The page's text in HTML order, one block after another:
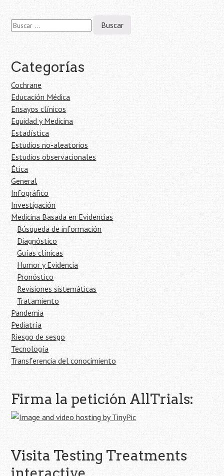
Buscar:
Categorías
Cochrane
Educación Médica
Ensayos clínicos
Equidad y Medicina
Estadística
Estudios no-aleatorios
Estudios observacionales
Ética
General
Infográfico
Investigación
Medicina Basada en Evidencias
Búsqueda de información
Diagnóstico
Guías clínicas
Humor y Evidencia
Pronóstico
Revisiones sistemáticas
Tratamiento
Pandemia
Pediatría
Riesgo de sesgo
Tecnología
Transferencia del conocimiento
Firma la petición AllTrials:
Visita Testing Treatments